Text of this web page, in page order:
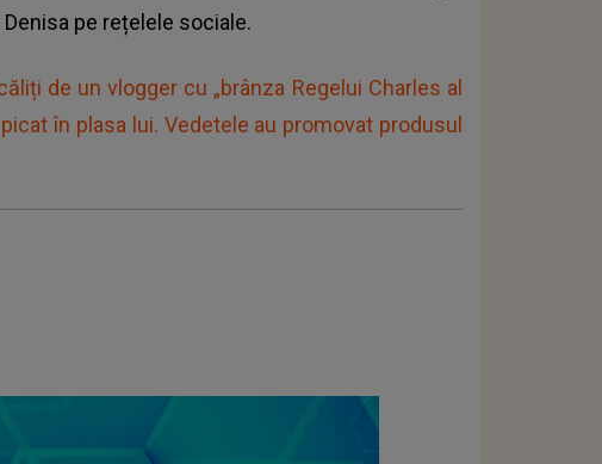
pe rețelele sociale.
de un vlogger cu „brânza Regelui Charles al
în plasa lui. Vedetele au promovat produsul